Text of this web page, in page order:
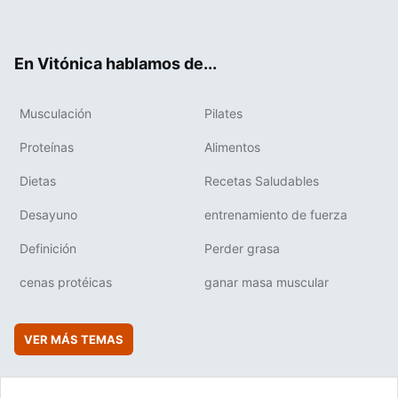
En Vitónica hablamos de...
Musculación Pilates
Proteínas Alimentos
Dietas Recetas Saludables
Desayuno entrenamiento de fuerza
Definición Perder grasa
cenas protéicas ganar masa muscular
VER MÁS TEMAS